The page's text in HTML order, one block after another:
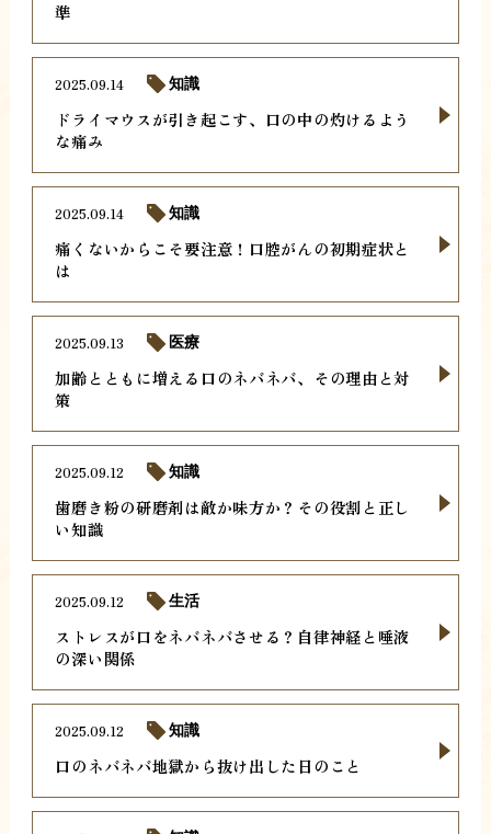
準
ドライマウスが引き起こす、口の中の灼けるよう
な痛み
2025.09.14 知識
痛くないからこそ要注意！口腔がんの初期症状と
は
2025.09.14 知識
加齢とともに増える口のネバネバ、その理由と対
策
2025.09.13 医療
歯磨き粉の研磨剤は敵か味方か？その役割と正し
い知識
2025.09.12 知識
ストレスが口をネバネバさせる？自律神経と唾液
の深い関係
2025.09.12 生活
口のネバネバ地獄から抜け出した日のこと
2025.09.12 知識